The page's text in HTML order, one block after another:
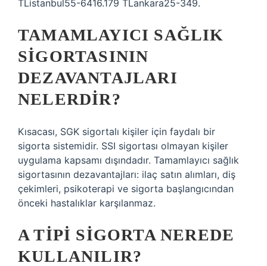
TListanbul55-6416.179 TLankara25-349.
TAMAMLAYICI SAĞLIK
SIGORTASININ
DEZAVANTAJLARI
NELERDIR?
Kısacası, SGK sigortalı kişiler için faydalı bir
sigorta sistemidir. SSI sigortası olmayan kişiler
uygulama kapsamı dışındadır. Tamamlayıcı sağlık
sigortasının dezavantajları: ilaç satın alımları, diş
çekimleri, psikoterapi ve sigorta başlangıcından
önceki hastalıklar karşılanmaz.
A TIPI SIGORTA NEREDE
KULLANILIR?